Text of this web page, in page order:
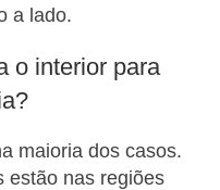
a lado.
o interior para
maioria dos casos.
estão nas regiões